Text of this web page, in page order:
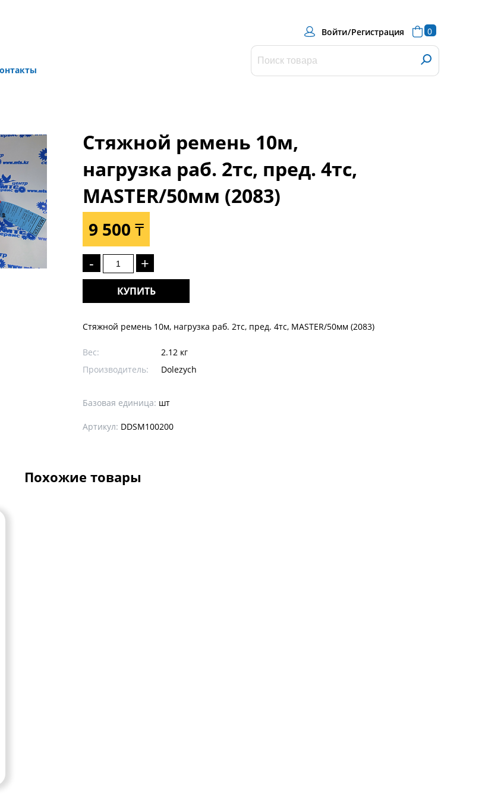
Войти/Регистрация 0
Стяжной ремень 10м,
нагрузка раб. 2тс, пред. 4тс,
MASTER/50мм (2083)
9 500 ₸
- +
КУПИТЬ
Стяжной ремень 10м, нагрузка раб. 2тс, пред. 4тс, MASTER/50мм (2083)
Вес:
2.12 кг
Производитель:
Dolezych
Базовая единица: шт
Артикул: DDSM100200
Похожие товары